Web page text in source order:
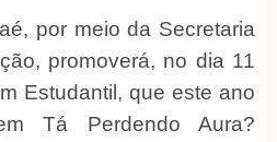
por meio da Secretaria
promoverá, no dia 11
Estudantil, que este ano
Tá Perdendo Aura?